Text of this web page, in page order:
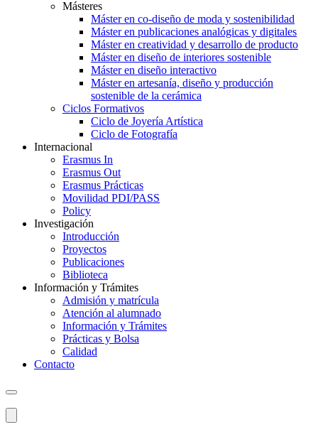
Másteres
Máster en co-diseño de moda y sostenibilidad
Máster en publicaciones analógicas y digitales
Máster en creatividad y desarrollo de producto
Máster en diseño de interiores sostenible
Máster en diseño interactivo
Máster en artesanía, diseño y producción
sostenible de la cerámica
Ciclos Formativos
Ciclo de Joyería Artística
Ciclo de Fotografía
Internacional
Erasmus In
Erasmus Out
Erasmus Prácticas
Movilidad PDI/PASS
Policy
Investigación
Introducción
Proyectos
Publicaciones
Biblioteca
Información y Trámites
Admisión y matrícula
Atención al alumnado
Información y Trámites
Prácticas y Bolsa
Calidad
Contacto